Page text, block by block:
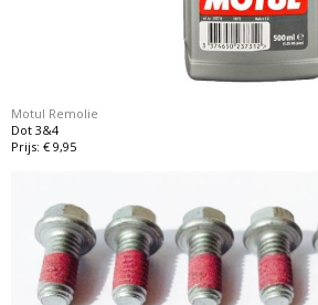
Motul Remolie
Dot 3&4
Prijs: € 9,95